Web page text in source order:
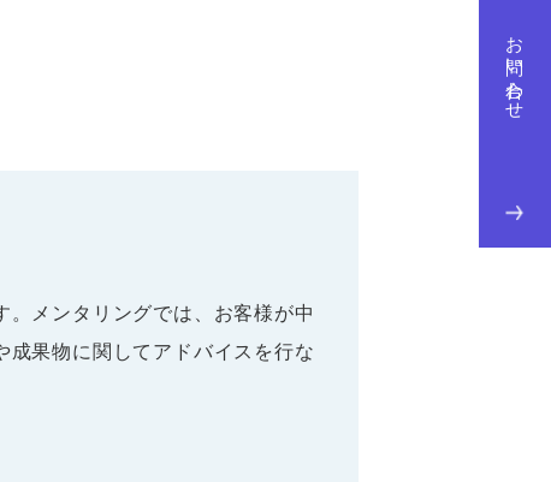
お問い合わせ
メンタリングでは、お客様が中
果物に関してアドバイスを行な